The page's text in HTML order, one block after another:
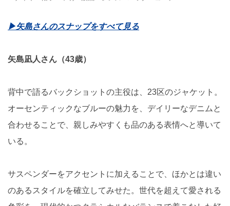
▶︎矢島さんのスナップをすべて見る
矢島凪人さん（43歳）
背中で語るバックショットの主役は、23区のジャケット。
オーセンティックなブルーの魅力を、デイリーなデニムと
合わせることで、親しみやすくも品のある表情へと導いて
いる。
サスペンダーをアクセントに加えることで、ほかとは違い
のあるスタイルを確立してみせた。世代を超えて愛される